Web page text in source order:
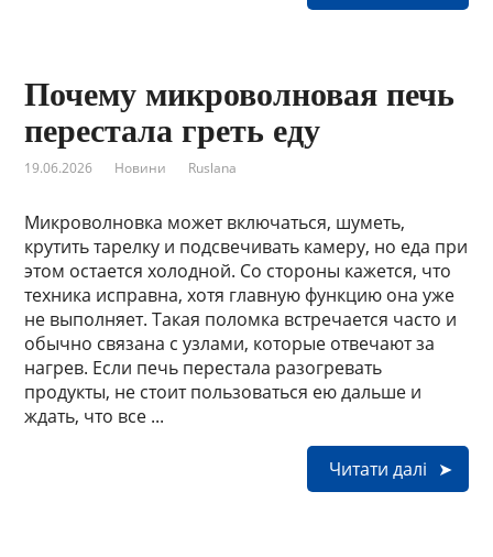
Почему микроволновая печь
перестала греть еду
19.06.2026 Новини Ruslana
Микроволновка может включаться, шуметь,
крутить тарелку и подсвечивать камеру, но еда при
этом остается холодной. Со стороны кажется, что
техника исправна, хотя главную функцию она уже
не выполняет. Такая поломка встречается часто и
обычно связана с узлами, которые отвечают за
нагрев. Если печь перестала разогревать
продукты, не стоит пользоваться ею дальше и
ждать, что все ...
Читати далі